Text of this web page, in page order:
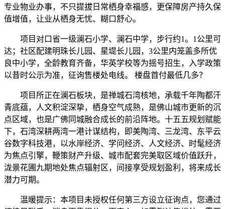
专业物业办事，不只提拔日常栖身幸福感，更保障房产持久保
值增值，让业从栖身无忧、糊口舒心。
项目对口省一级澜石小学、澜石中学，步行约1。1公里可
达；社区配建明珠长儿园、星堤长儿园，3公里内笼盖多所优
良中小学，全龄教育齐备，华英学校等为摇号招生，入学政策
以昔时公示为准，征询售楼处电线。 楼盘首付最低几多？
项目所正在澜石板块，是禅城石湾核地，承载千年陶都汗
青底蕴，人文积淀深挚，栖身空气成熟，是佛山城市更新的沉
点区域，也是广佛同城融合成长的前沿阵地。十五五规划赋能
下，石湾深耕两湾一港计谋结构，即美陶湾、三龙湾、东平云
谷数字科技港，以水岸经济、学问经济、人文经济、时髦经济
为焦点引擎，鞭策财产升级、城市配套完美取区域价值跃升，
泷景花圃九期地处焦点辐射区，间接享受规划盈利，将来成长
潜力可期。
温暖提示：本项目未授权任何第三方设立征询点，您通过